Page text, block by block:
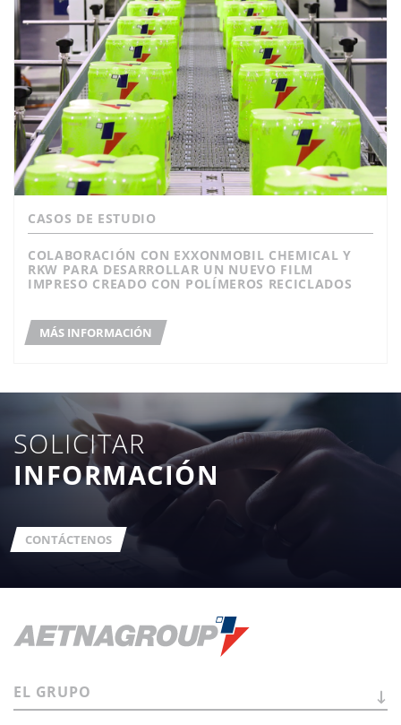
CASOS DE ESTUDIO
COLABORACIÓN CON EXXONMOBIL CHEMICAL Y
RKW PARA DESARROLLAR UN NUEVO FILM
IMPRESO CREADO CON POLÍMEROS RECICLADOS
MÁS INFORMACIÓN
SOLICITAR
INFORMACIÓN
CONTÁCTENOS
EL GRUPO